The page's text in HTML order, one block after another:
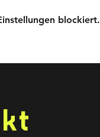
blockiert.